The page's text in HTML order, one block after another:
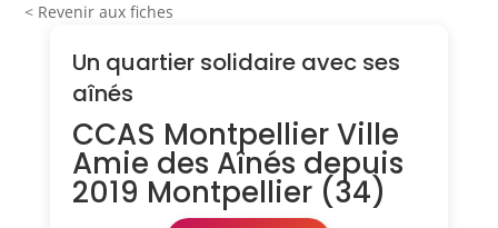
< Revenir aux fiches
Un quartier solidaire avec ses
aînés
CCAS Montpellier Ville
Amie des Aînés depuis
2019 Montpellier (34)